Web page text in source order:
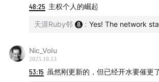
同时，本届 Token2049 仍然是创下了历
引来自160 多个国家的约 2.5 万名参会
火爆。
本期节目，我们邀请了台湾区块链媒体加
48:25 主权个人的崛起
天涯Ruby邻 : Yes! The network
Nic_VoIu
2025.10.13
53:15 虽然刚更新的，但已经开水要催更